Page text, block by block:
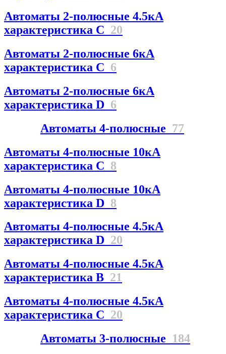
Автоматы 2-полюсные 4.5кА
характеристика С 20
Автоматы 2-полюсные 6кА
характеристика C 6
Автоматы 2-полюсные 6кА
характеристика D 6
Автоматы 4-полюсные 77
Автоматы 4-полюсные 10кА
характеристика C 8
Автоматы 4-полюсные 10кА
характеристика D 8
Автоматы 4-полюсные 4.5кА
характеристика D 20
Автоматы 4-полюсные 4.5кА
характеристика В 21
Автоматы 4-полюсные 4.5кА
характеристика С 20
Автоматы 3-полюсные 184